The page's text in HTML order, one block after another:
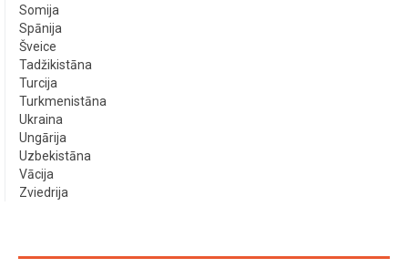
Somija
Spānija
Šveice
Tadžikistāna
Turcija
Turkmenistāna
Ukraina
Ungārija
Uzbekistāna
Vācija
Zviedrija